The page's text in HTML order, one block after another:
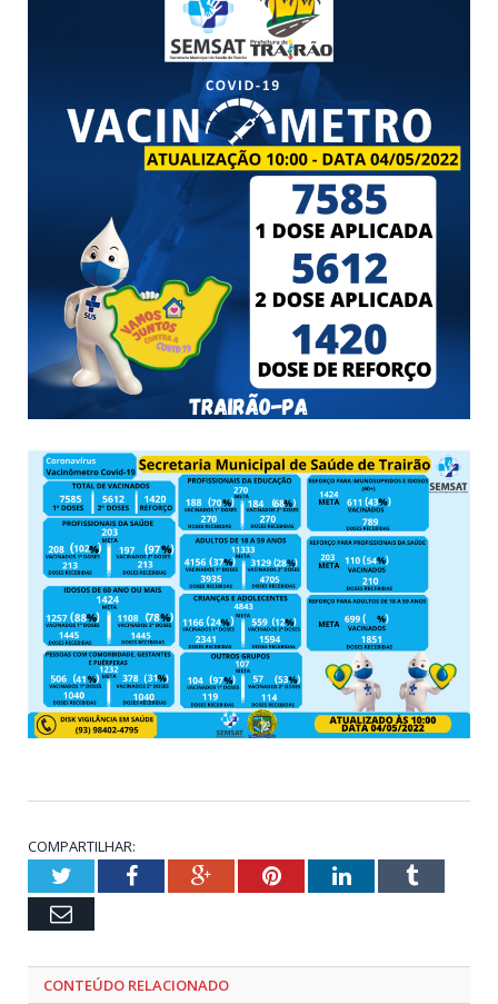
COMPARTILHAR:
TwitterFacebookGoogle+PinterestLinkedInTumblr
Email
CONTEÚDO RELACIONADO